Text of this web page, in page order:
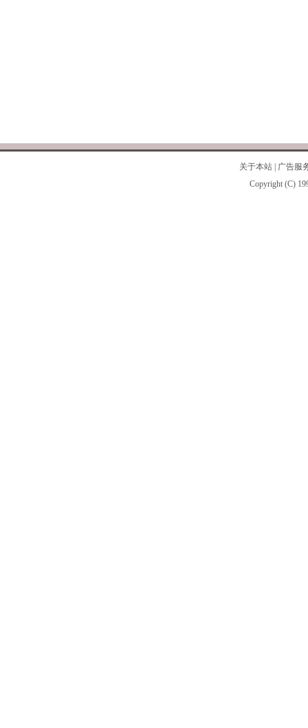
关于本站
广告服
Copyright (C)